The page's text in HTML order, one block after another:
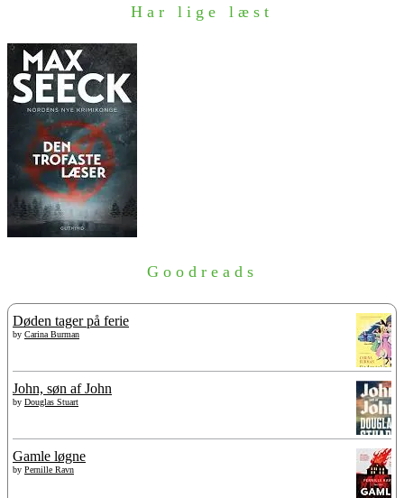
Har lige læst
Goodreads
Døden tager på ferie
by Carina Burman
John, søn af John
by Douglas Stuart
Gamle løgne
by Pernille Ravn